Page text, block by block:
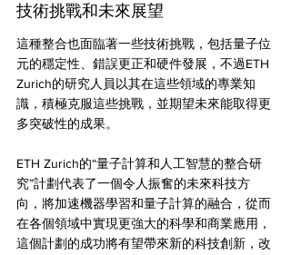
技術挑戰和未來展望
這種整合也面臨著一些技術挑戰，包括量子位
元的穩定性、錯誤更正和硬件發展，不過ETH
Zurich的研究人員以其在這些領域的專業知
識，積極克服這些挑戰，並期望未來能取得更
多突破性的成果。
ETH Zurich的“量子計算和人工智慧的整合研
究”計劃代表了一個令人振奮的未來科技方
向，將加速機器學習和量子計算的融合，從而
在各個領域中實現更強大的科學和商業應用，
這個計劃的成功將有望帶來新的科技創新，改